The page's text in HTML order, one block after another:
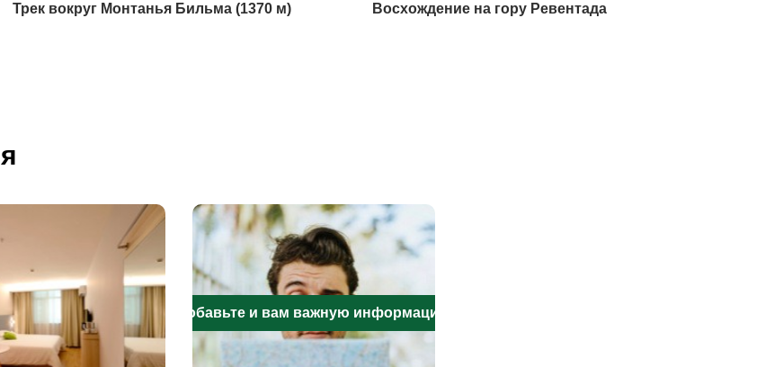
Трек вокруг Монтанья Бильма (1370 м) Восхождение на гору Ревентада
Добавьте и вам важную информацию